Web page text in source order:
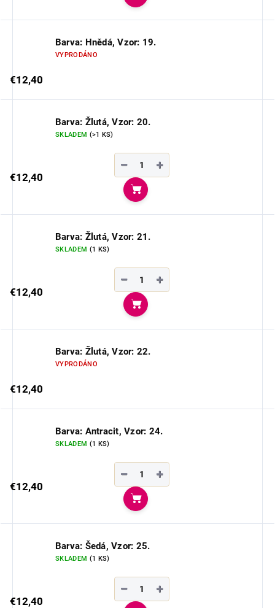
Barva: Hnědá, Vzor: 19.
VYPRODÁNO
€12,40
Barva: Žlutá, Vzor: 20.
SKLADEM (>1 KS)
€12,40
+
−
Do košíka
Barva: Žlutá, Vzor: 21.
SKLADEM (1 KS)
€12,40
+
−
Do košíka
Barva: Žlutá, Vzor: 22.
VYPRODÁNO
€12,40
Barva: Antracit, Vzor: 24.
SKLADEM (1 KS)
€12,40
+
−
Do košíka
Barva: Šedá, Vzor: 25.
SKLADEM (1 KS)
€12,40
+
−